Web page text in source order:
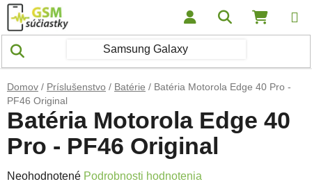
Prejsť na obsah Hľadať
Domov / Príslušenstvo / Batérie / Batéria Motorola Edge 40 Pro -
PF46 Original
Batéria Motorola Edge 40
Pro - PF46 Original
Priemerné hodnotenie produktu je 0,0 z 5 hviezdičiek.
Neohodnotené Podrobnosti hodnotenia